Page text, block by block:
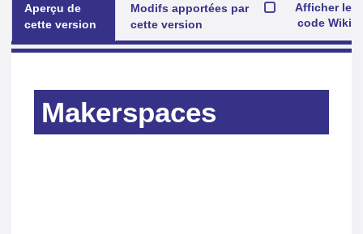
Aperçu de
cette version
Modifs apportées par
cette version
Afficher le
code Wiki
Makerspaces